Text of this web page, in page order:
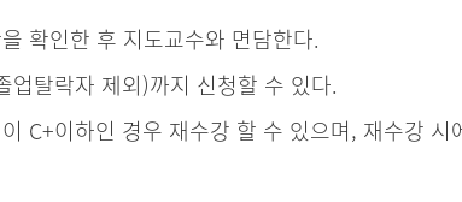
확인한 후 지도교수와 면담한다.
탈락자 제외)까지 신청할 수 있다.
C+이하인 경우 재수강 할 수 있으며, 재수강